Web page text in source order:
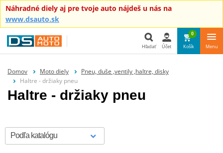
Náhradné diely aj pre tvoje auto nájdeš u nás na
www.dsauto.sk
Hľadať Účet
0
Košík Menu
Domov Moto diely
Pneu, duše ,ventily ,haltre, disky
Haltre - držiaky pneu
Haltre - držiaky pneu